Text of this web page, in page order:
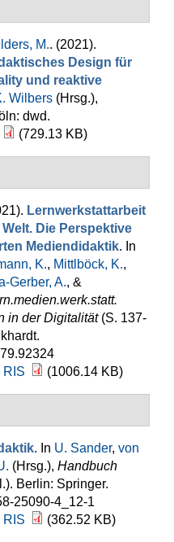
M.. (2021).
Design für
und reaktive
Wilbers (Hrsg.),
dwd.
(729.13 KB)
Lernwerkstattarbeit
Die Perspektive
Mediendidaktik. In
K., Mittlböck, K.,
Gerber, A., &
in der Digitalität(S. 137-
RIS (1006.14 KB)
. In U. Sander, von
(Hrsg.), Handbuch
Berlin: Springer.
25090-4_12-1
RIS (362.52 KB)